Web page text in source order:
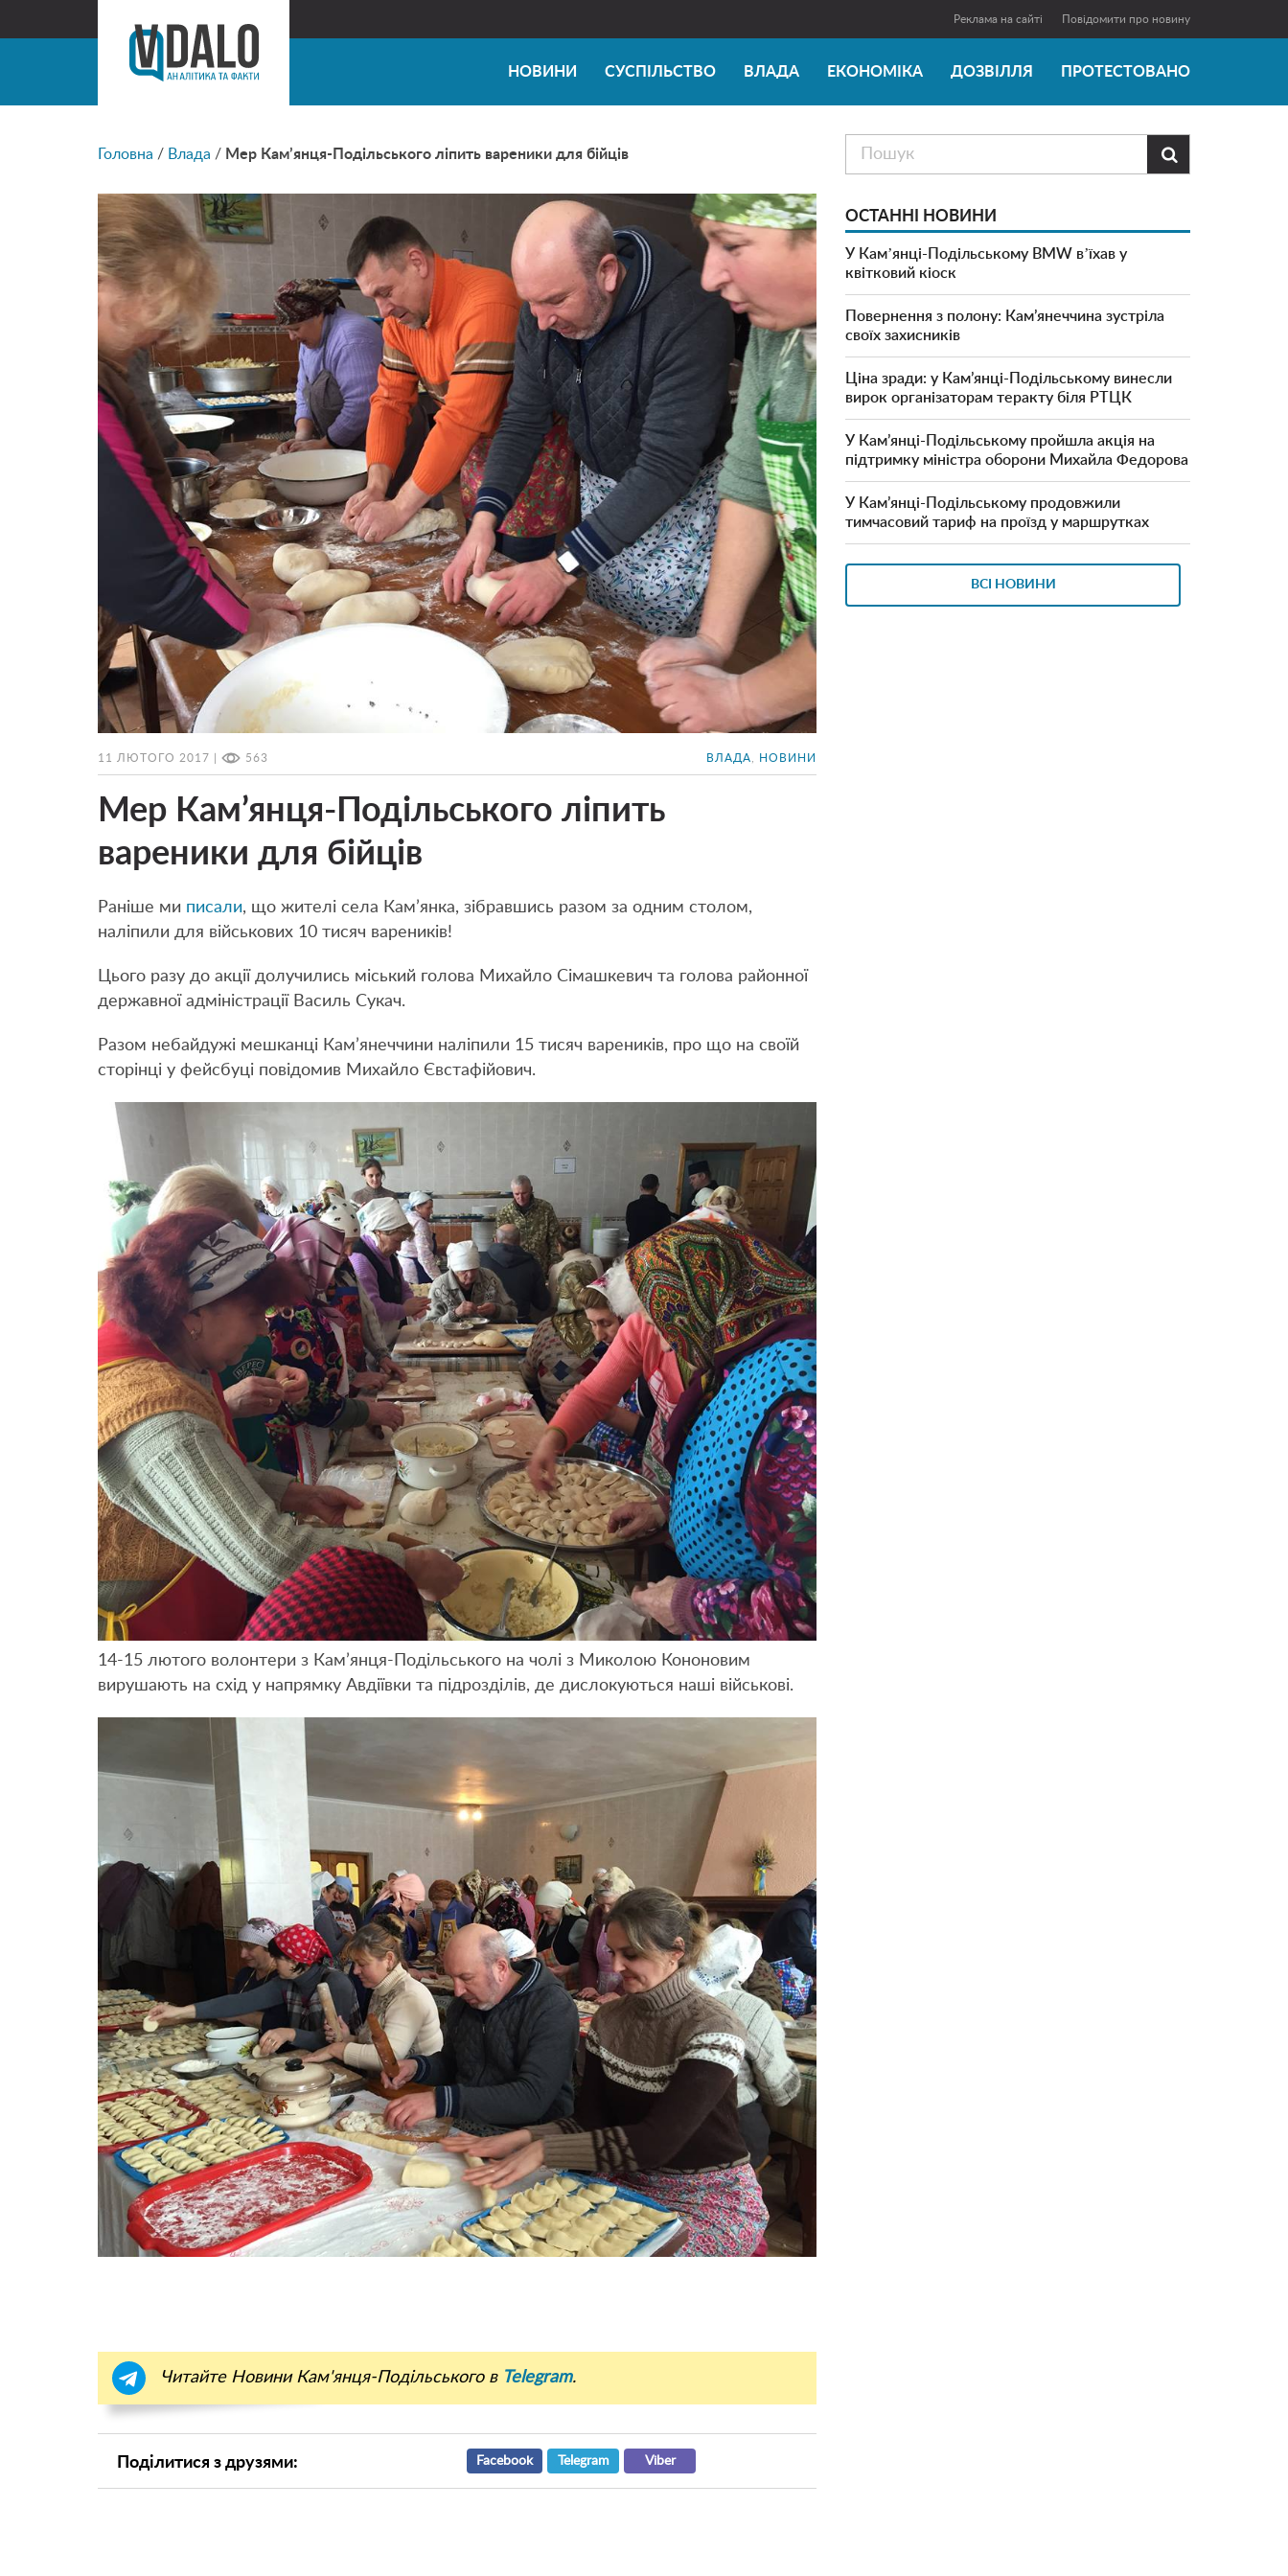
Реклама на сайті Повідомити про новину
НОВИНИ СУСПІЛЬСТВО ВЛАДА ЕКОНОМІКА ДОЗВІЛЛЯ ПРОТЕСТОВАНО
Головна / Влада / Мер Кам’янця-Подільського ліпить вареники для бійців
11 ЛЮТОГО 2017 | 563 ВЛАДА НОВИНИ
Мер Кам’янця-Подільського ліпить
вареники для бійців
Раніше ми писали, що жителі села Кам’янка, зібравшись разом за одним столом,
наліпили для військових 10 тисяч вареників!
Цього разу до акції долучились міський голова Михайло Сімашкевич та голова районної
державної адміністрації Василь Сукач.
Разом небайдужі мешканці Кам’янеччини наліпили 15 тисяч вареників, про що на своїй
сторінці у фейсбуці повідомив Михайло Євстафійович.
14-15 лютого волонтери з Кам’янця-Подільського на чолі з Миколою Кононовим
вирушають на схід у напрямку Авдіївки та підрозділів, де дислокуються наші військові.
Читайте Новини Кам'янця-Подільського в Telegram.
Поділитися з друзями: Facebook Telegram Viber

ОСТАННІ НОВИНИ
У Камʼянці-Подільському BMW вʼїхав у
квітковий кіоск
Повернення з полону: Кам’янеччина зустріла
своїх захисників
Ціна зради: у Кам’янці-Подільському винесли
вирок організаторам теракту біля РТЦК
У Кам’янці-Подільському пройшла акція на
підтримку міністра оборони Михайла Федорова
У Кам’янці-Подільському продовжили
тимчасовий тариф на проїзд у маршрутках
ВСІ НОВИНИ